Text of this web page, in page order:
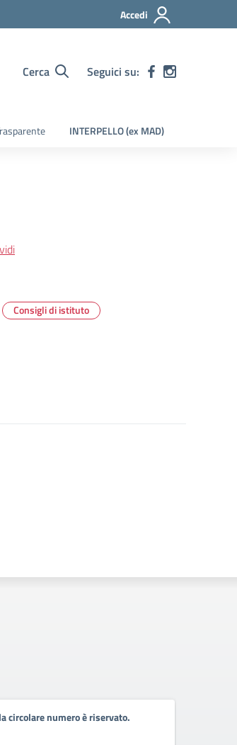
Accedi
Cerca Seguici su:
INTERPELLO (ex MAD)
Consigli di istituto
circolare numero è riservato.